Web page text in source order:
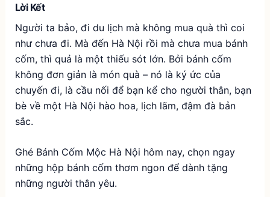
Lời Kết
Người ta bảo, đi du lịch mà không mua quà thì coi
như chưa đi. Mà đến Hà Nội rồi mà chưa mua bánh
cốm, thì quả là một thiếu sót lớn. Bởi bánh cốm
không đơn giản là món quà – nó là ký ức của
chuyến đi, là cầu nối để bạn kể cho người thân, bạn
bè về một Hà Nội hào hoa, lịch lãm, đậm đà bản
sắc.
Ghé Bánh Cốm Mộc Hà Nội hôm nay, chọn ngay
những hộp bánh cốm thơm ngon để dành tặng
những người thân yêu.